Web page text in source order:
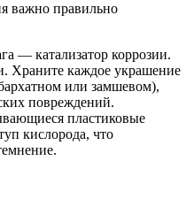
важно правильно
— катализатор коррозии.
Храните каждое украшение
или замшевом),
повреждений.
пластиковые
кислорода, что